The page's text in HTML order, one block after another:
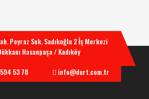
Poyraz Sok. Sadıkoğlu 2 İş Merkezi
Hasanpaşa / Kadıköy
53 78
info@durt.com.tr